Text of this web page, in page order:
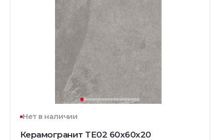
Нет в наличии
Керамогранит TE02 60x60x20